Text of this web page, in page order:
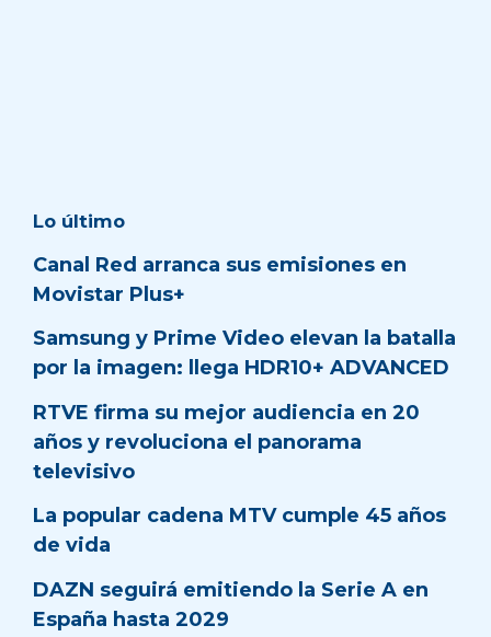
Lo último
Canal Red arranca sus emisiones en
Movistar Plus+
Samsung y Prime Video elevan la batalla
por la imagen: llega HDR10+ ADVANCED
RTVE firma su mejor audiencia en 20
años y revoluciona el panorama
televisivo
La popular cadena MTV cumple 45 años
de vida
DAZN seguirá emitiendo la Serie A en
España hasta 2029